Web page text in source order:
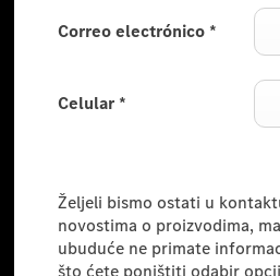
Correo electrónico *
Celular *
Željeli bismo ostati u
novostima o proizvodima,
ubuduće ne primate
što ćete poništiti odabir